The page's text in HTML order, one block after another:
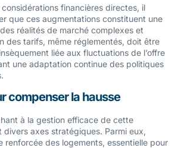
financières directes, il
que ces augmentations constituent une
réalités de marché complexes et
des tarifs, même réglementés, doit être
liée aux fluctuations de l’offre
une adaptation continue des politiques
compenser la hausse
à la gestion efficace de cette
divers axes stratégiques. Parmi eux,
renforcée des logements, essentielle pour